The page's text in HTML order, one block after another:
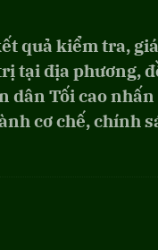
quả kiểm tra,
tại địa phương,
dân Tối cao nhấn
cơ chế, chính